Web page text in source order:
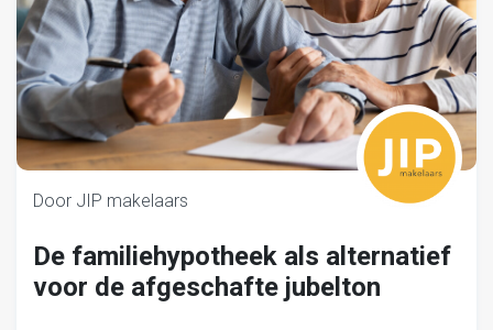
Door JIP makelaars
De familiehypotheek als alternatief
voor de afgeschafte jubelton